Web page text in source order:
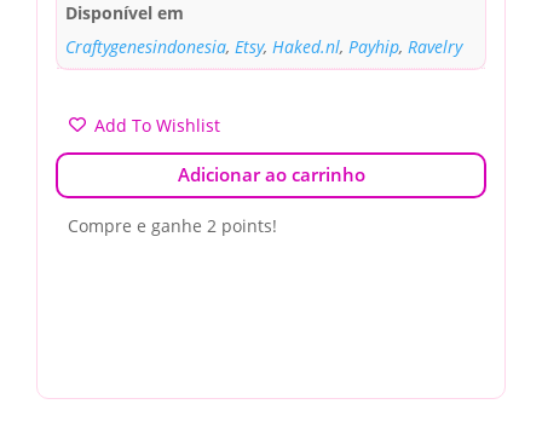
Disponível em
Craftygenesindonesia, Etsy, Haked.nl, Payhip, Ravelry
Add To Wishlist
Adicionar ao carrinho
Compre e ganhe 2 points!